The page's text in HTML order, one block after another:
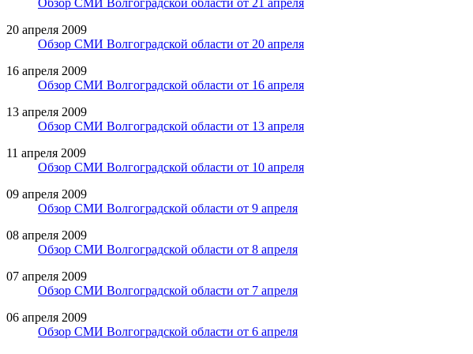
20 апреля 2009
Обзор СМИ Волгоградской области от 20 апреля
16 апреля 2009
Обзор СМИ Волгоградской области от 16 апреля
13 апреля 2009
Обзор СМИ Волгоградской области от 13 апреля
11 апреля 2009
Обзор СМИ Волгоградской области от 10 апреля
09 апреля 2009
Обзор СМИ Волгоградской области от 9 апреля
08 апреля 2009
Обзор СМИ Волгоградской области от 8 апреля
07 апреля 2009
Обзор СМИ Волгоградской области от 7 апреля
06 апреля 2009
Обзор СМИ Волгоградской области от 6 апреля